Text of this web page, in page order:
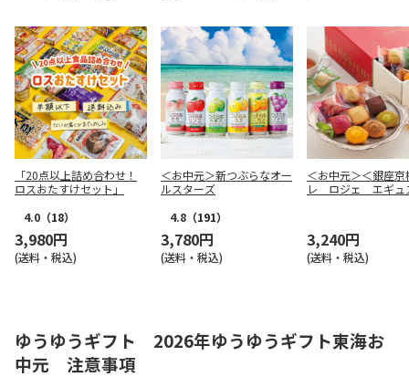
「20点以上詰め合わせ！
ロスおたすけセット」
4.0 （18）
3,980円
(送料・税込)
＜お中元＞新つぶらなオー
ルスターズ
4.8 （191）
3,780円
(送料・税込)
＜お中元＞＜銀座
レ ロジェ エギュ
3,240円
(送料・税込)
ゆうゆうギフト 2026年ゆうゆうギフト東海お
中元 注意事項